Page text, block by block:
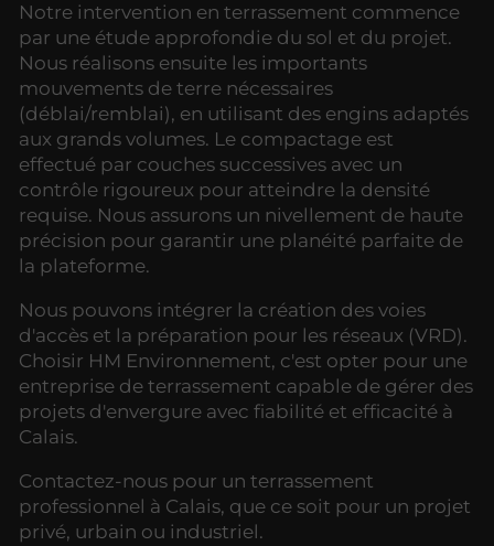
Notre intervention en terrassement commence
par une étude approfondie du sol et du projet.
Nous réalisons ensuite les importants
mouvements de terre nécessaires
(déblai/remblai), en utilisant des engins adaptés
aux grands volumes. Le compactage est
effectué par couches successives avec un
contrôle rigoureux pour atteindre la densité
requise. Nous assurons un nivellement de haute
précision pour garantir une planéité parfaite de
la plateforme.
Nous pouvons intégrer la création des voies
d'accès et la préparation pour les réseaux (VRD).
Choisir HM Environnement, c'est opter pour une
entreprise de terrassement capable de gérer des
projets d'envergure avec fiabilité et efficacité à
Calais.
Contactez-nous pour un terrassement
professionnel à Calais, que ce soit pour un projet
privé, urbain ou industriel.